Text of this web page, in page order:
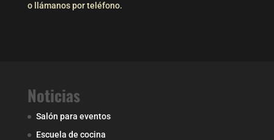
o llámanos por teléfono.
Noticias
Salón para eventos
Escuela de cocina